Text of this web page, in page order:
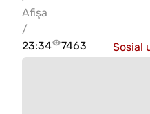
Afişa
/
23:34
7463 Sosial